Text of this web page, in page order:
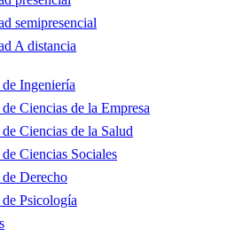
semipresencial
A distancia
Ingeniería
Ciencias de la Empresa
Ciencias de la Salud
Ciencias Sociales
Derecho
Psicología